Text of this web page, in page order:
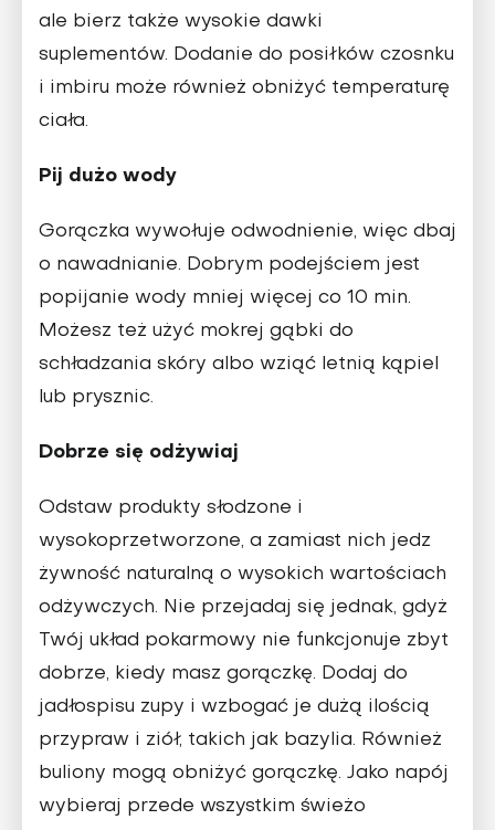
ale bierz także wysokie dawki
suplementów. Dodanie do posiłków czosnku
i imbiru może również obniżyć temperaturę
ciała.
Pij dużo wody
Gorączka wywołuje odwodnienie, więc dbaj
o nawadnianie. Dobrym podejściem jest
popijanie wody mniej więcej co 10 min.
Możesz też użyć mokrej gąbki do
schładzania skóry albo wziąć letnią kąpiel
lub prysznic.
Dobrze się odżywiaj
Odstaw produkty słodzone i
wysokoprzetworzone, a zamiast nich jedz
żywność naturalną o wysokich wartościach
odżywczych. Nie przejadaj się jednak, gdyż
Twój układ pokarmowy nie funkcjonuje zbyt
dobrze, kiedy masz gorączkę. Dodaj do
jadłospisu zupy i wzbogać je dużą ilością
przypraw i ziół, takich jak bazylia. Również
buliony mogą obniżyć gorączkę. Jako napój
wybieraj przede wszystkim świeżo